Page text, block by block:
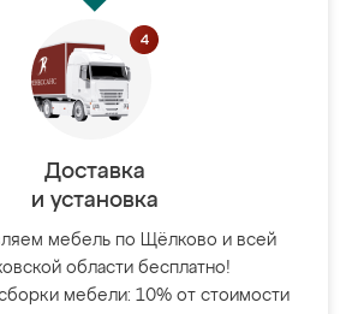
Доставка
и установка
мебель по Щёлково и всей
области бесплатно!
мебели: 10% от стоимости